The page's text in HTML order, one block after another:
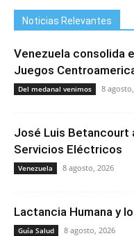
Noticias Relevantes
Venezuela consolida
Juegos
Del medanal venimos 8
José Luis Betancourt
Servicios Eléctricos
Venezuela 8 agosto, 2026
Lactancia Humana y
Guía Salud 8 agosto, 2026